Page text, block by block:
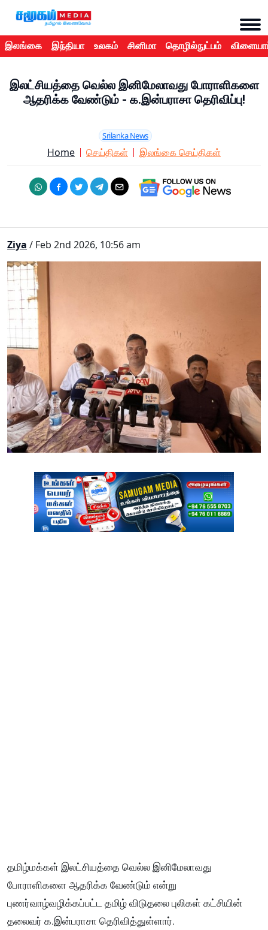
இலங்கை இந்தியா உலகம் சினிமா தொழில்நுட்பம்
இலட்சியத்தை வெல்ல இனிமேலாவது போராளிகளை
ஆதரிக்க வேண்டும் - க.இன்பராசா தெரிவிப்பு!
Srilanka News
Home செய்திகள் இலங்கை செய்திகள்
Ziya / Feb 2nd 2026, 10:56 am
தமிழ்மக்கள் இலட்சியத்தை வெல்ல இனிமேலாவது
போராளிகளை ஆதரிக்க வேண்டும் என்று
புணர்வாழ்வழிக்கப்பட்ட தமிழ் விடுதலை புலிகள் கட்சியின்
தலைவர் க.இன்பராசா தெரிவித்துள்ளார்.